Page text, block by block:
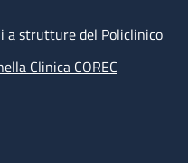
a strutture del Policlinico
Clinica COREC